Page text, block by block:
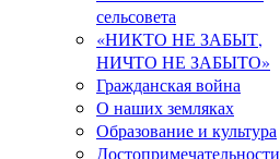
сельсовета
«НИКТО НЕ ЗАБЫТ,
НИЧТО НЕ ЗАБЫТО»
Гражданская война
О наших земляках
Образование и культура
Достопримечательности